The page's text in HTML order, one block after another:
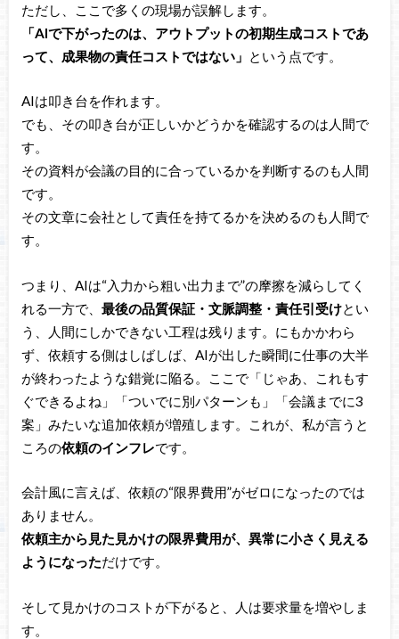
ただし、ここで多くの現場が誤解します。
「AIで下がったのは、アウトプットの初期生成コストであ
って、成果物の責任コストではない」
という点です。
AIは叩き台を作れます。
でも、その叩き台が正しいかどうかを確認するのは人間で
す。
その資料が会議の目的に合っているかを判断するのも人間
です。
その文章に会社として責任を持てるかを決めるのも人間で
す。
つまり、AIは“入力から粗い出力まで”の摩擦を減らしてく
れる一方で、 最後の品質保証・文脈調整・責任引受けとい
う、人間にしかできない工程は残ります。にもかかわら
ず、依頼する側はしばしば、AIが出した瞬間に仕事の大半
が終わったような錯覚に陥る。ここで「じゃあ、これもす
ぐできるよね」「ついでに別パターンも」「会議までに3
案」みたいな追加依頼が増殖します。これが、私が言うと
ころの依頼のインフレです。
会計風に言えば、依頼の“限界費用”がゼロになったのでは
ありません。
依頼主から見た見かけの限界費用が、異常に小さく見える
ようになっただけです。
そして見かけのコストが下がると、人は要求量を増やしま
す。